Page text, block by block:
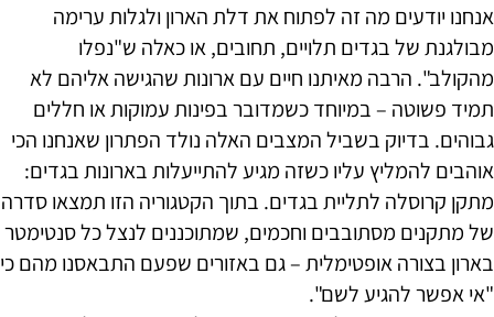
אנחנו יודעים מה זה לפתוח את דלת הארון ולגלות ערימה
מבולגנת של בגדים תלויים, תחובים, או כאלה ש"נפלו
מהקולב". הרבה מאיתנו חיים עם ארונות שהגישה אליהם לא
תמיד פשוטה – במיוחד כשמדובר בפינות עמוקות או חללים
גבוהים. בדיוק בשביל המצבים האלה נולד הפתרון שאנחנו הכי
אוהבים להמליץ עליו כשזה מגיע להתייעלות בארונות בגדים:
מתקן קרוסלה לתליית בגדים. בתוך הקטגוריה הזו תמצאו סדרה
של מתקנים מסתובבים וחכמים, שמתוכננים לנצל כל סנטימטר
בארון בצורה אופטימלית – גם באזורים שפעם התבאסנו מהם כי
"אי אפשר להגיע לשם".